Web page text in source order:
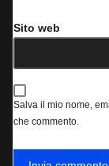
Sito web
Salva il mio nome,
che commento.